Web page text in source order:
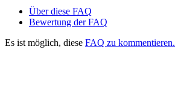
Über diese FAQ
Bewertung der FAQ
Es ist möglich, diese FAQ zu kommentieren.